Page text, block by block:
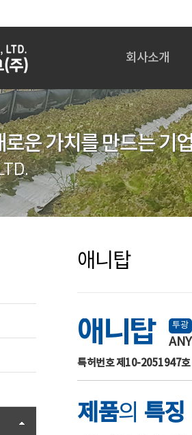
회사소개
인사말
회사개요
회사연혁
임원진 주요경력
조직도
인증현황
오시는길
로운 가치를 만드는 기
애니탑
애니탑 투광
특허번호 제10-2051947
제품의 특징